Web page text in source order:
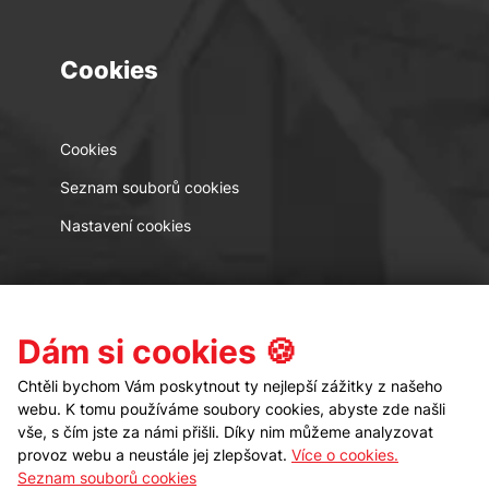
Cookies
Cookies
Seznam souborů cookies
Nastavení cookies
Kontakt Sledujte nás
Dám si cookies 🍪
Chtěli bychom Vám poskytnout ty nejlepší zážitky z našeho
webu. K tomu používáme soubory cookies, abyste zde našli
vše, s čím jste za námi přišli. Díky nim můžeme analyzovat
provoz webu a neustále jej zlepšovat. Více o cookies.
Seznam souborů cookies